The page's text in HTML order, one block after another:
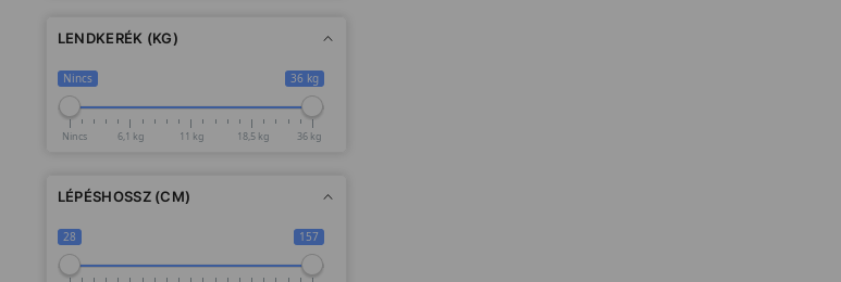
LENDKERÉK (KG)
Nincs 36 kg
Nincs 6,1 kg 11 kg 18,5 kg 36 kg
LÉPÉSHOSSZ (CM)
28 157